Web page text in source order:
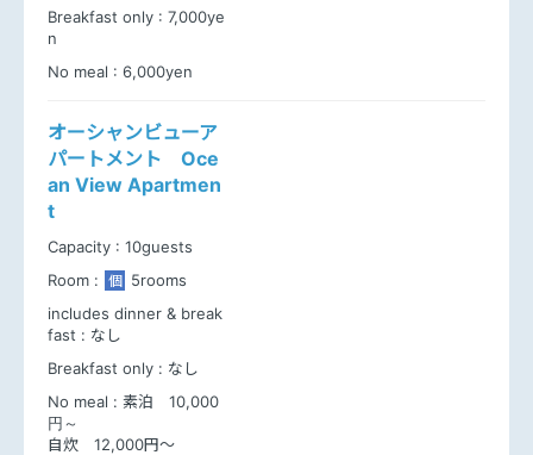
Breakfast only : 7,000ye
n
No meal : 6,000yen
オーシャンビューア
パートメント Oce
an View Apartmen
t
Capacity : 10guests
Room : 個 5rooms
includes dinner & break
fast : なし
Breakfast only : なし
No meal : 素泊 10,000
円～
自炊 12,000円～